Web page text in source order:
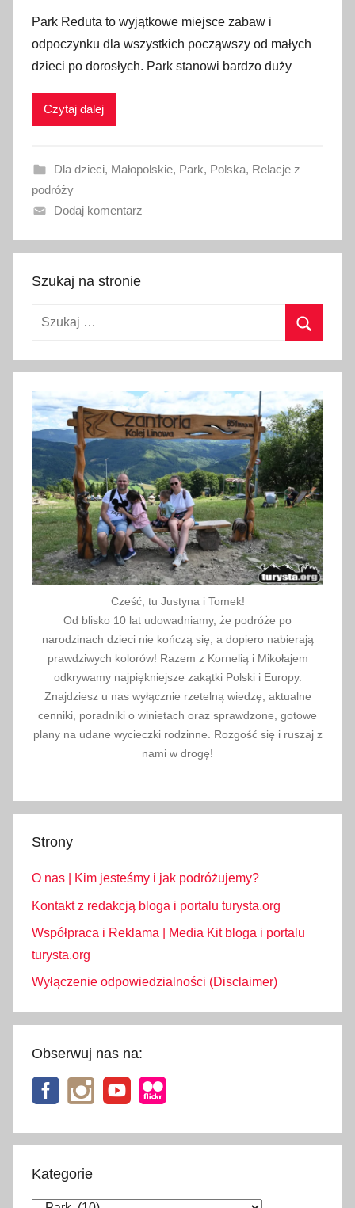
u
b
l
i
a
n
o
3
m
2
2
1
Park Reduta to wyjątkowe miejsce zabaw i
odpoczynku dla wszystkich począwszy od małych
dzieci po dorosłych. Park stanowi bardzo duży
Czytaj dalej
Dla dzieci, Małopolskie, Park, Polska, Relacje z
podróży
Dodaj komentarz
Szukaj na stronie
Szukaj:
Cześć, tu Justyna i Tomek!
Od blisko 10 lat udowadniamy, że podróże po
narodzinach dzieci nie kończą się, a dopiero nabierają
prawdziwych kolorów! Razem z Kornelią i Mikołajem
odkrywamy najpiękniejsze zakątki Polski i Europy.
Znajdziesz u nas wyłącznie rzetelną wiedzę, aktualne
cenniki, poradniki o winietach oraz sprawdzone, gotowe
plany na udane wycieczki rodzinne. Rozgość się i ruszaj z
nami w drogę!
Strony
O nas | Kim jesteśmy i jak podróżujemy?
Kontakt z redakcją bloga i portalu turysta.org
Współpraca i Reklama | Media Kit bloga i portalu
turysta.org
Wyłączenie odpowiedzialności (Disclaimer)
Obserwuj nas na:
Kategorie